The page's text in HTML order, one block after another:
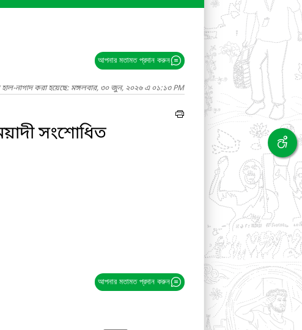
আপনার মতামত প্রদান করুন
হাল-নাগাদ করা হয়েছে: মঙ্গলবার, ৩০ জুন, ২০২৬ এ ০১:১৩ PM
সংশোধিত
আপনার মতামত প্রদান করুন